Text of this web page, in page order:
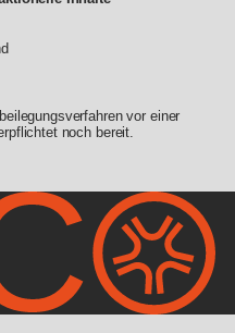
vor einer
noch bereit.